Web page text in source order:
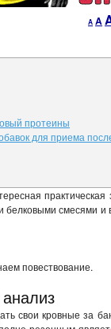
Afont
A
протеины
для приема
смесями
повествование.
свои кровные за